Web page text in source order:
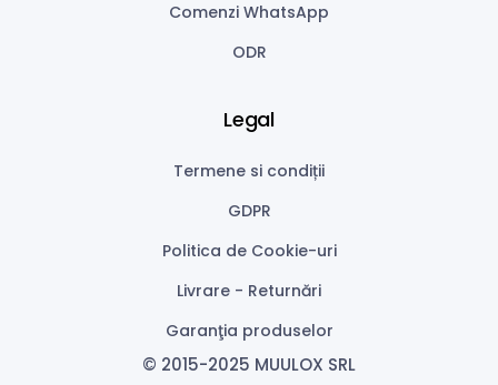
Comenzi WhatsApp
ODR
Legal
Termene si condiții
GDPR
Politica de Cookie-uri
Livrare - Returnări
Garanţia produselor
© 2015-2025 MUULOX SRL